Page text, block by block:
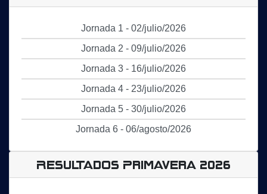
Jornada 1 - 02/julio/2026
Jornada 2 - 09/julio/2026
Jornada 3 - 16/julio/2026
Jornada 4 - 23/julio/2026
Jornada 5 - 30/julio/2026
Jornada 6 - 06/agosto/2026
Resultados Primavera 2026